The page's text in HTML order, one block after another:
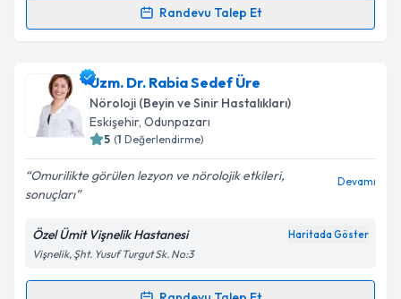
Randevu Talep Et
Randevu Takvimi Talebi
Dyt. Asena Uğuzhaniçin randevu takvimi talebi
oluşturun. Size bu uzmandan randevu almanız için bir
takvim hazırlandığında e-posta ile bilgilendireceğiz.
Kişisel verilerimin işlenmesine ilişkin
Aydınlatma
Metni'ni okudum ve kişisel verilerimin belirtilen
kapsamda işlenmesini kabul ediyorum.
Uzm. Dr. Rabia Sedef Üre
Nöroloji (Beyin ve Sinir Hastalıkları)
Eskişehir, Odunpazarı
5 (1 Değerlendirme)
Omurilikte görülen lezyon ve nörolojik etkileri,
sonuçları
Devamı
Özel Ümit Vişnelik Hastanesi Haritada Göster
Vişnelik, Şht. Yusuf Turgut Sk. No:3